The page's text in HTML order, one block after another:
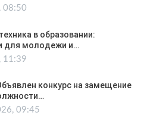
08:50
в образовании:
для молодежи и…
11:39
конкурс на замещение
09:45